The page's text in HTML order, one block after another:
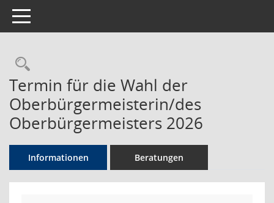
Toggle navigation
Rechercheauswahl
Termin für die Wahl der
Oberbürgermeisterin/des
Oberbürgermeisters 2026
Informationen Beratungen